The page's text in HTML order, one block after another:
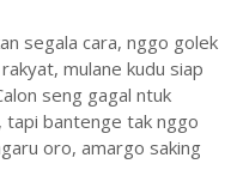
segala cara, nggo golek
mulane kudu siap
seng gagal ntuk
bantenge tak nggo
oro, amargo saking